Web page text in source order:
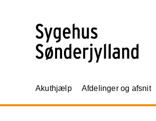
Akuthjælp Afdelinger og afsnit